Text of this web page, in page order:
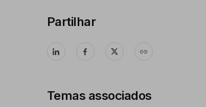
Partilhar
Temas associados